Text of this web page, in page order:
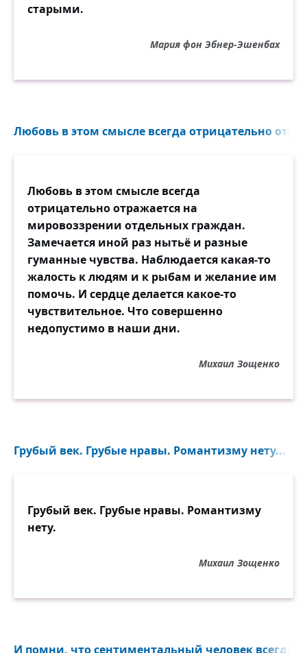
старыми.
Мария фон Эбнер-Эшенбах
Любовь в этом смысле всегда отрицательно
Любовь в этом смысле всегда
отрицательно отражается на
мировоззрении отдельных граждан.
Замечается иной раз нытьё и разные
гуманные чувства. Наблюдается какая-то
жалость к людям и к рыбам и желание им
помочь. И сердце делается какое-то
чувствительное. Что совершенно
недопустимо в наши дни.
Михаил Зощенко
Грубый век. Грубые нравы. Романтизму нету...
Грубый век. Грубые нравы. Романтизму
нету.
Михаил Зощенко
И помни, что сентиментальный человек всегда